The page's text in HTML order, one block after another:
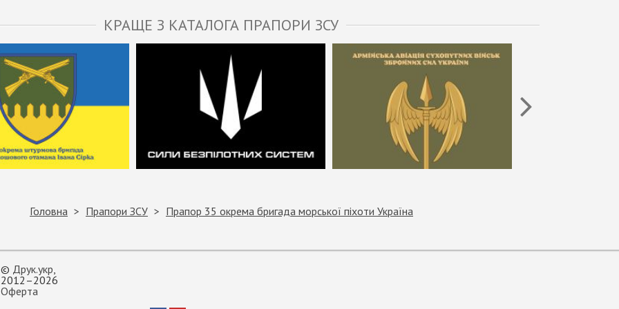
КРАЩЕ З КАТАЛОГА ПРАПОРИ ЗСУ
Головна Прапори ЗСУ Прапор 35 окрема бригада морської піхоти Україна
© Друк.укр
2012–2026
Оферта